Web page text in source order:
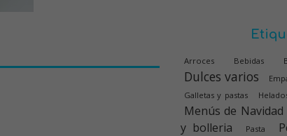
Arroces Bebidas
Dulces varios
Galletas y pastas
Menús de Navidad
y bolleria
Pasta